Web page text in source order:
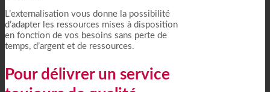
L’externalisation vous donne la possibilité
d’adapter les ressources mises à disposition
en fonction de vos besoins sans perte de
temps, d’argent et de ressources.
Pour délivrer un service